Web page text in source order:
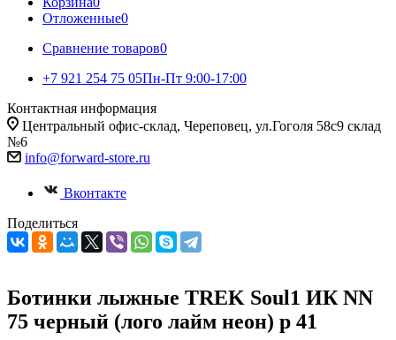
Отложенные0
Сравнение товаров0
+7 921 254 75 05Пн-Пт 9:00-17:00
Контактная информация
Центральный офис-склад, Череповец, ул.Гоголя 58с9 склад
№6
info@forward-store.ru
Вконтакте
Поделиться
Ботинки лыжные TREK Soul1 ИК NN
75 черный (лого лайм неон) р 41